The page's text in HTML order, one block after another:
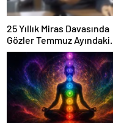
25 Yıllık Miras Davasında
Gözler Temmuz Ayındaki
Karar Duruşmasına